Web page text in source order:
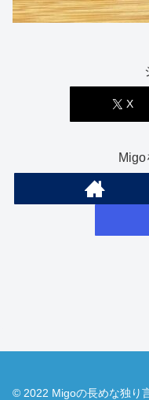
X
© 2022 Migoの長めな独り